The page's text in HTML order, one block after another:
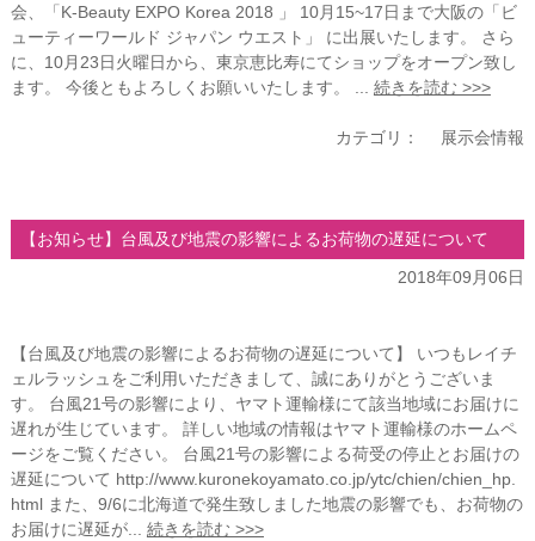
会、「K-Beauty EXPO Korea 2018 」 10月15~17日まで大阪の「ビ
ューティーワールド ジャパン ウエスト」 に出展いたします。 さら
に、10月23日火曜日から、東京恵比寿にてショップをオープン致し
ます。 今後ともよろしくお願いいたします。 ... 続きを読む >>>
カテゴリ： 展示会情報
【お知らせ】台風及び地震の影響によるお荷物の遅延について
2018年09月06日
【台風及び地震の影響によるお荷物の遅延について】 いつもレイチ
ェルラッシュをご利用いただきまして、誠にありがとうございま
す。 台風21号の影響により、ヤマト運輸様にて該当地域にお届けに
遅れが生じています。 詳しい地域の情報はヤマト運輸様のホームペ
ージをご覧ください。 台風21号の影響による荷受の停止とお届けの
遅延について http://www.kuronekoyamato.co.jp/ytc/chien/chien_hp.
html また、9/6に北海道で発生致しました地震の影響でも、お荷物の
お届けに遅延が... 続きを読む >>>